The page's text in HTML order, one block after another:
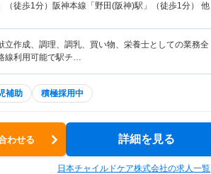
（徒歩1分）阪神本線「野田(阪神)駅」（徒歩1分） 他
立作成、調理、調乳、買い物、栄養士としての業務全
線利用可能で駅チ…
補助 積極採用中
わせる 詳細を見る
日本チャイルドケア株式会社の求人一覧